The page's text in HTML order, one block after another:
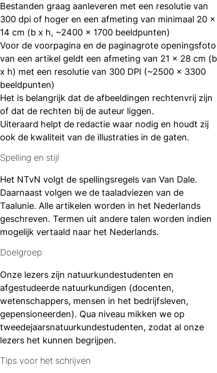
Bestanden graag aanleveren met een resolutie van
300 dpi of hoger en een afmeting van minimaal 20 x
14 cm (b x h, ~2400 x 1700 beeldpunten)
Voor de voorpagina en de paginagrote openingsfoto
van een artikel geldt een afmeting van 21 x 28 cm (b
x h) met een resolutie van 300 DPI (~2500 x 3300
beeldpunten)
Het is belangrijk dat de afbeeldingen rechtenvrij zijn
of dat de rechten bij de auteur liggen.
Uiteraard helpt de redactie waar nodig en houdt zij
ook de kwaliteit van de illustraties in de gaten.
Spelling en stijl
Het NTvN volgt de spellingsregels van Van Dale.
Daarnaast volgen we de taaladviezen van de
Taalunie. Alle artikelen worden in het Nederlands
geschreven. Termen uit andere talen worden indien
mogelijk vertaald naar het Nederlands.
Doelgroep
Onze lezers zijn natuurkundestudenten en
afgestudeerde natuurkundigen (docenten,
wetenschappers, mensen in het bedrijfsleven,
gepensioneerden). Qua niveau mikken we op
tweedejaarsnatuurkundestudenten, zodat al onze
lezers het kunnen begrijpen.
Tips voor het schrijven